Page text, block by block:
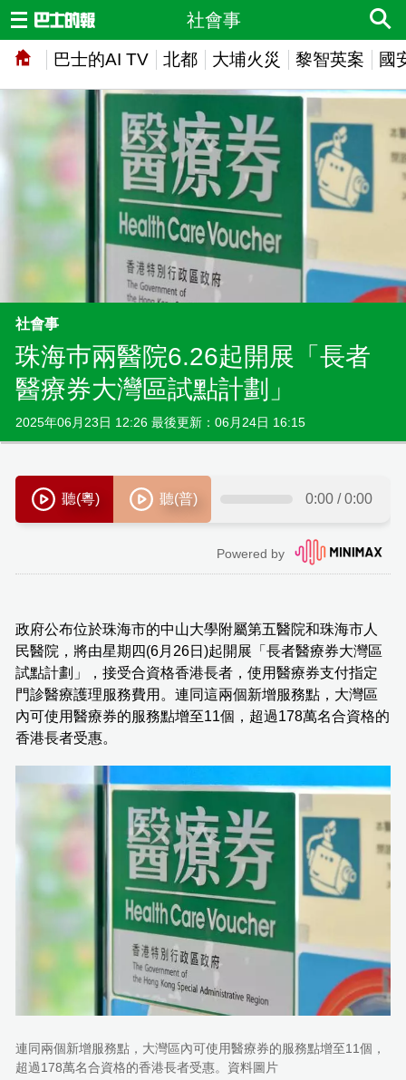
巴士的AI TV 北都 大埔火災 黎智英案 國
社會事
社會事
珠海巿兩醫院6.26起開展「長者
醫療券大灣區試點計劃」
2025年06月23日 12:26 最後更新：06月24日 16:15
​政府公布位於珠海市的中山大學附屬第五醫院和珠海市人
民醫院，將由星期四(6月26日)起開展「長者醫療券大灣區
試點計劃」，接受合資格香港長者，使用醫療券支付指定
門診醫療護理服務費用。連同這兩個新增服務點，大灣區
內可使用醫療券的服務點增至11個，超過178萬名合資格的
香港長者受惠。
連同兩個新增服務點，大灣區內可使用醫療券的服務點增至11個，
超過178萬名合資格的香港長者受惠。資料圖片